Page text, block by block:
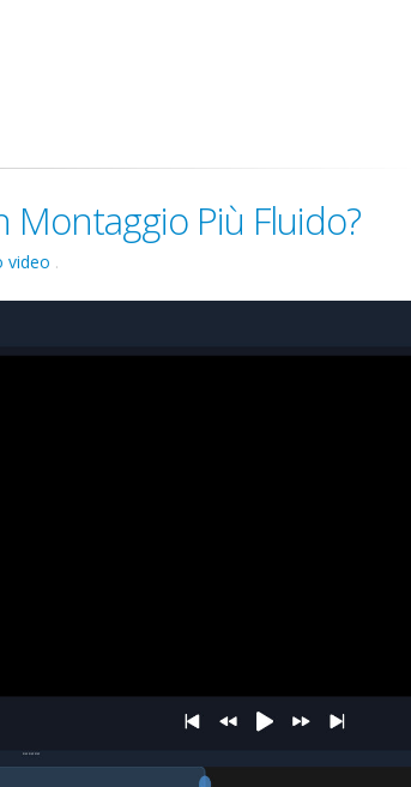
Più Fluido?
video .